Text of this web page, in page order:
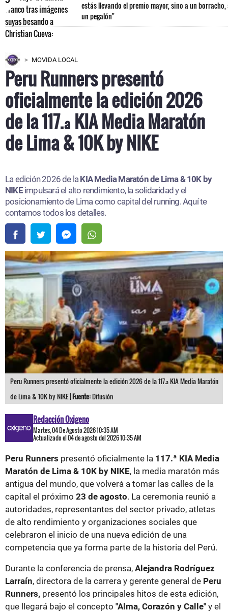
estás llevando el premio mayor, sino a un borracho,
un pegalón"
MOVIDA LOCAL
Peru Runners presentó
oficialmente la edición 2026
de la 117.ª KIA Media Maratón
de Lima & 10K by NIKE
La edición 2026 de la KIA Media Maratón de Lima & 10K by
NIKEimpulsará el alto rendimiento, la solidaridad y el
posicionamiento de Lima como capital del running. Aquí te
contamos todos los detalles.
Peru Runners presentó oficialmente la edición 2026 de la 117.ª KIA Media Maratón
de Lima & 10K by NIKE |Fuente:Difusión
Redacción Oxigeno
Martes, 04 De Agosto 2026 10:35 AM
Actualizado el 04 de agosto del 2026 10:35 AM
Peru Runners presentó oficialmente la 117.ª KIA Media
Maratón de Lima & 10K by NIKE, la media maratón más
antigua del mundo, que volverá a tomar las calles de la
capital el próximo 23 de agosto. La ceremonia reunió a
autoridades, representantes del sector privado, atletas
de alto rendimiento y organizaciones sociales que
celebraron el inicio de una nueva edición de una
competencia que ya forma parte de la historia del Perú.
Durante la conferencia de prensa, Alejandra Rodríguez
Larraín, directora de la carrera y gerente general de Peru
Runners, presentó los principales hitos de esta edición,
que llegará bajo el concepto "Alma, Corazón y Calle" y el